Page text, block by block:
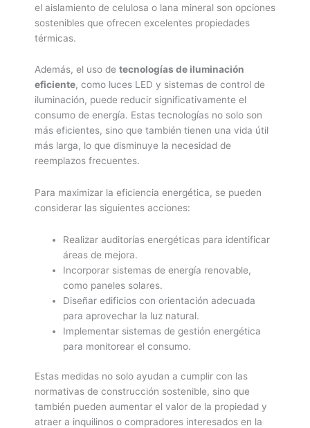
el aislamiento de celulosa o lana mineral son opciones
sostenibles que ofrecen excelentes propiedades
térmicas.
Además, el uso de tecnologías de iluminación
eficiente, como luces LED y sistemas de control de
iluminación, puede reducir significativamente el
consumo de energía. Estas tecnologías no solo son
más eficientes, sino que también tienen una vida útil
más larga, lo que disminuye la necesidad de
reemplazos frecuentes.
Para maximizar la eficiencia energética, se pueden
considerar las siguientes acciones:
Realizar auditorías energéticas para identificar
áreas de mejora.
Incorporar sistemas de energía renovable,
como paneles solares.
Diseñar edificios con orientación adecuada
para aprovechar la luz natural.
Implementar sistemas de gestión energética
para monitorear el consumo.
Estas medidas no solo ayudan a cumplir con las
normativas de construcción sostenible, sino que
también pueden aumentar el valor de la propiedad y
atraer a inquilinos o compradores interesados en la